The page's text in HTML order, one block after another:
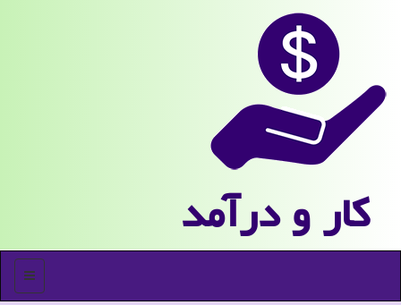
كار و درآمد
منو